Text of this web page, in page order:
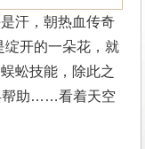
汗，朝热血传奇
绽开的一朵花，就
蚣技能，除此之
帮助……看着天空